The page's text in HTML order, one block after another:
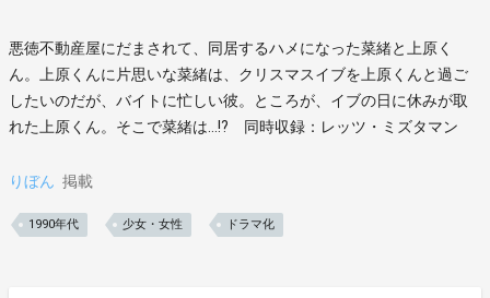
悪徳不動産屋にだまされて、同居するハメになった菜緒と上原く
ん。上原くんに片思いな菜緒は、クリスマスイブを上原くんと過ご
したいのだが、バイトに忙しい彼。ところが、イブの日に休みが取
れた上原くん。そこで菜緒は…!? 同時収録：レッツ・ミズタマン
りぼん 掲載
1990年代 少女・女性 ドラマ化